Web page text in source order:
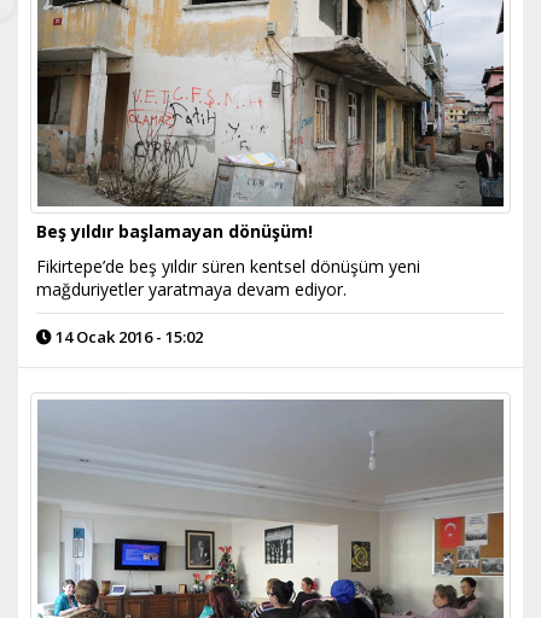
Beş yıldır başlamayan dönüşüm!
Fikirtepe’de beş yıldır süren kentsel dönüşüm yeni
mağduriyetler yaratmaya devam ediyor.
14 Ocak 2016 - 15:02